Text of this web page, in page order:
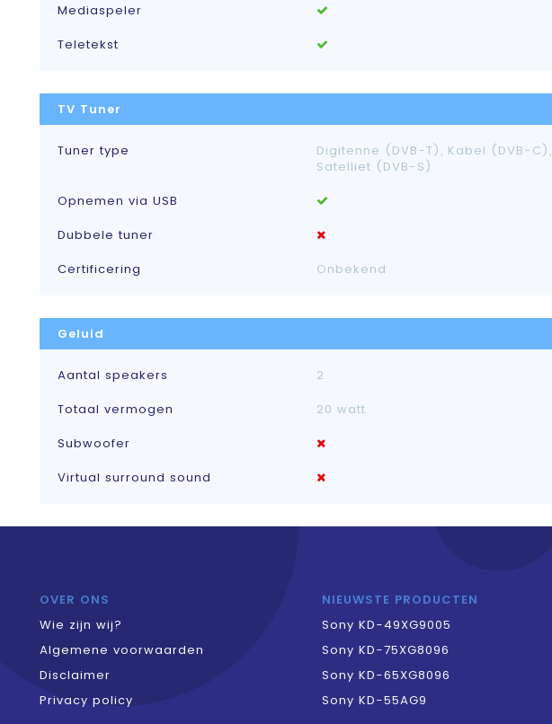
Mediaspeler
Teletekst
TV Tuner
Tuner type
Digitenne (DVB-T), Kabel (DVB-C),
Satelliet (DVB-S)
Opnemen via USB
Dubbele tuner
Certificering
Onbekend
Geluid
Aantal speakers
2
Totaal vermogen
20 watt
Subwoofer
Virtual surround sound
OVER ONS
Wie zijn wij?
Algemene voorwaarden
Disclaimer
Privacy policy
NIEUWSTE PRODUCTEN
Sony KD-49XG9005
Sony KD-75XG8096
Sony KD-65XG8096
Sony KD-55AG9